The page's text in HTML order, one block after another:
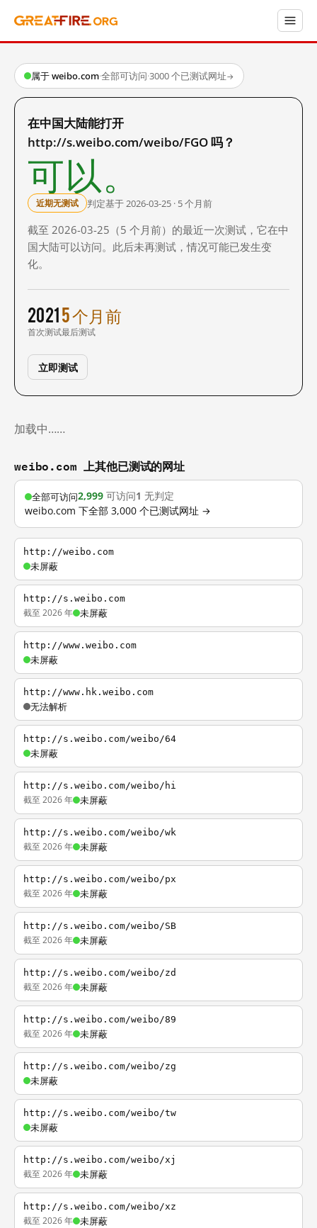
属于 weibo.com·全部可访问·3000 个已测试网址→
在中国大陆能打开
http://s.weibo.com/weibo/FGO 吗？
可以。
近期无测试 判定基于 2026-03-25 · 5 个月前
截至 2026-03-25（5 个月前）的最近一次测试，它在中
国大陆可以访问。此后未再测试，情况可能已发生变
化。
2021
首次测试
5 个月前
最后测试
立即测试
加载中……
weibo.com 上其他已测试的网址
全部可访问2,999 可访问1 无判定
weibo.com 下全部 3,000 个已测试网址 →
http://weibo.com
未屏蔽
http://s.weibo.com
截至 2026 年 未屏蔽
http://www.weibo.com
未屏蔽
http://www.hk.weibo.com
无法解析
http://s.weibo.com/weibo/64
未屏蔽
http://s.weibo.com/weibo/hi
截至 2026 年 未屏蔽
http://s.weibo.com/weibo/wk
截至 2026 年 未屏蔽
http://s.weibo.com/weibo/px
截至 2026 年 未屏蔽
http://s.weibo.com/weibo/SB
截至 2026 年 未屏蔽
http://s.weibo.com/weibo/zd
截至 2026 年 未屏蔽
http://s.weibo.com/weibo/89
截至 2026 年 未屏蔽
http://s.weibo.com/weibo/zg
未屏蔽
http://s.weibo.com/weibo/tw
未屏蔽
http://s.weibo.com/weibo/xj
截至 2026 年 未屏蔽
http://s.weibo.com/weibo/xz
截至 2026 年 未屏蔽